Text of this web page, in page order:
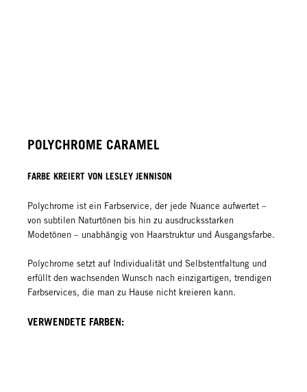
POLYCHROME CARAMEL
FARBE KREIERT VON LESLEY JENNISON
Polychrome ist ein Farbservice, der jede Nuance aufwertet –
von subtilen Naturtönen bis hin zu ausdrucksstarken
Modetönen – unabhängig von Haarstruktur und Ausgangsfarbe.
Polychrome setzt auf Individualität und Selbstentfaltung und
erfüllt den wachsenden Wunsch nach einzigartigen, trendigen
Farbservices, die man zu Hause nicht kreieren kann.
VERWENDETE FARBEN: